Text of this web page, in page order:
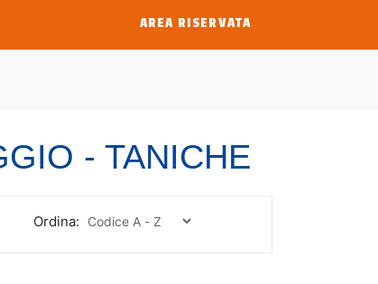
AREA RISERVATA
- TANICHE
Ordina: